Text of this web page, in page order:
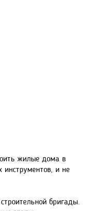
жилые дома в
инструментов, и не
бригады.